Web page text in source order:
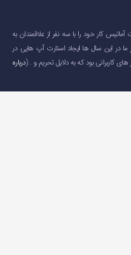
شرکت آماتیس کار خود را با سه نفر از علاقمندان به
ما در این سال ها ایجاد استارت آپ هایی در
کاربرانی بود که به دلایل تحریم و …(درباره